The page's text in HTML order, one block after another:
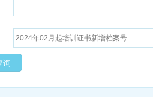
询